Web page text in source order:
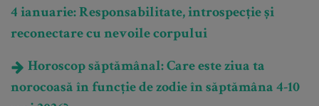
4 ianuarie: Responsabilitate, introspecție și
reconectare cu nevoile corpului
Horoscop săptămânal: Care este ziua ta
norocoasă în funcție de zodie în săptămâna 4-10